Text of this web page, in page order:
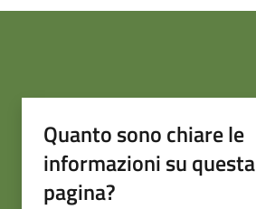
Quanto sono chiare le
informazioni su questa
pagina?